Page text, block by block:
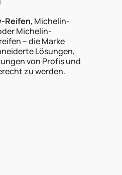
Reifen, Michelin-
Michelin-
– die Marke
Lösungen,
von Profis und
zu werden.